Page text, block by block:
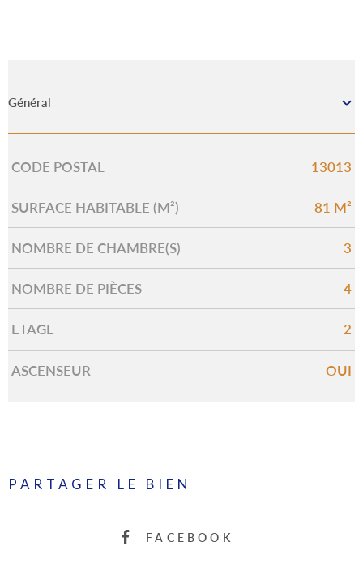
Général
Caractérisque Valeurs
CODE POSTAL 13013
SURFACE HABITABLE (M²) 81 M²
NOMBRE DE CHAMBRE(S) 3
NOMBRE DE PIÈCES 4
ETAGE 2
ASCENSEUR OUI
PARTAGER LE BIEN
FACEBOOK